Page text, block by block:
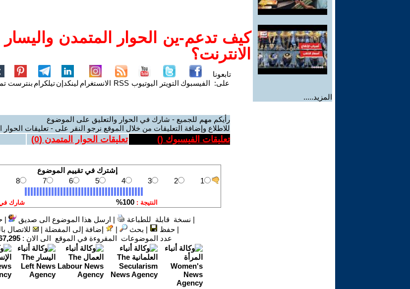
المزيد.....
كيف تدعم-ين الحوار المتمدن واليسار
الانترنت؟
تابعونا
على: الفيسبوك التويتر اليوتيوب RSS الانستغرام لينكدإنتيلكرام بنترست
رأيكم مهم للجميع - شارك في الحوار والتعليق على الموضوع
للاطلاع وإضافة التعليقات من خلال الموقع نرجو النقر على - تعليقات الحوار
تعليقات الفيسبوك () تعليقات الحوار المتمدن (0
)
| نسخة قابلة للطباعة | ارسل هذا الموضوع الى صديق |
|حفظ | بحث | إضافة إلى المفضلة |
للاتصال
عدد الموضوعات المقروءة في الموقع الى الان :